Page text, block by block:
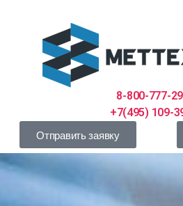
8-800-777-
+7(495) 109-
Отправить заявку